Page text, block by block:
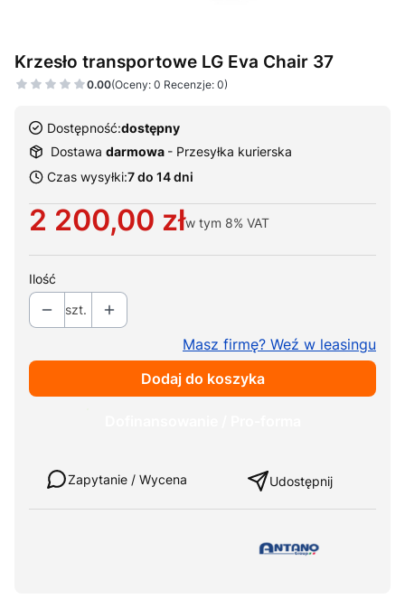
Krzesło transportowe LG Eva Chair 37
0.00(Oceny: 0 Recenzje: 0)
Dostępność:dostępny
Dostawa darmowa - Przesyłka kurierska
Czas wysyłki:7 do 14 dni
Cena
2 200,00 złw tym 8% VAT
Ilość
szt.
Masz firmę? Weź w leasingu
Dodaj do koszyka
Zapytanie / Wycena Udostępnij